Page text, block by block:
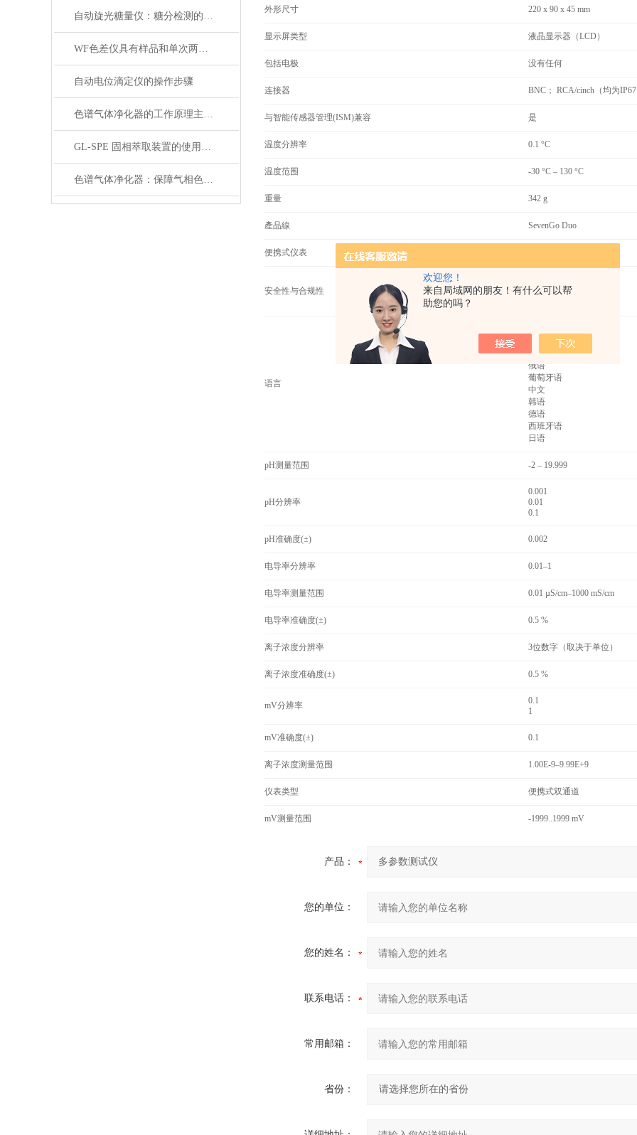
欢迎您！
来自局域网的朋友！有什么可以帮
助您的吗？
自动旋光糖量仪：糖分检测的精密“光学标尺”
WF色差仪具有样品和单次两种测量模式
自动电位滴定仪的操作步骤
色谱气体净化器的工作原理主要基于吸附、化学反应或热解等方式
GL-SPE 固相萃取装置的使用方法
色谱气体净化器：保障气相色谱分析的关键设备
外形尺寸 220 x 90 x 45 mm
显示屏类型 液晶显示器（LCD）
包括电极 没有任何
连接器 BNC； RCA/cinch（均为
与智能传感器管理(ISM)兼容 是
温度分辨率 0.1 °C
温度范围 -30 °C – 130 °C
重量 342 g
產品線 SevenGo Duo
便携式仪表
安全性与合规性
GLP
语言
意大利语
法语
俄语
葡萄牙语
中文
韩语
德语
西班牙语
日语
pH测量范围 -2 – 19.999
pH分辨率
0.001
0.01
0.1
pH准确度(±) 0.002
电导率分辨率 0.01–1
电导率测量范围 0.01 µS/cm–1000 mS/cm
电导率准确度(±) 0.5 %
离子浓度分辨率 3位数字（取决于单位）
离子浓度准确度(±) 0.5 %
mV分辨率
0.1
1
mV准确度(±) 0.1
离子浓度测量范围 1.00E-9–9.99E+9
仪表类型 便携式双通道
mV测量范围 -1999..1999 mV
产品：
您的单位：
您的姓名：
联系电话：
常用邮箱：
省份：